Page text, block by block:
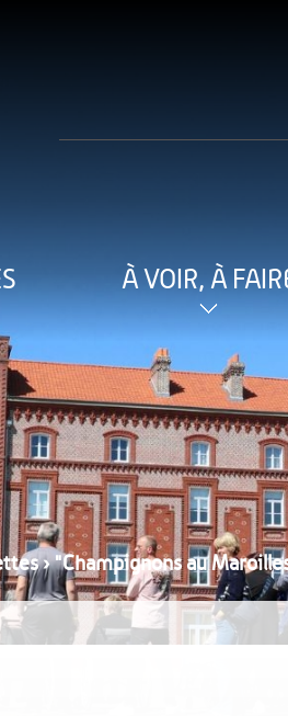
À VOIR, À
›"Champignons au